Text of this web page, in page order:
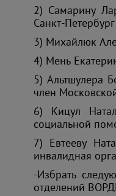
2) Самарину
Санкт-Петербург
3) Михайлюк
4) Мень
5) Альтшулера
член
6) Кицул
социальной
7) Евтееву
инвалидная
-Избрать
отделений